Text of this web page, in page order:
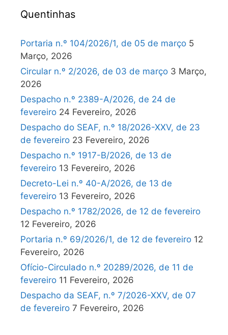
Quentinhas
Portaria n.º 104/2026/1, de 05 de março 5
Março, 2026
Circular n.º 2/2026, de 03 de março 3 Março,
2026
Despacho n.º 2389-A/2026, de 24 de
fevereiro 24 Fevereiro, 2026
Despacho do SEAF, n.º 18/2026-XXV, de 23
de fevereiro 23 Fevereiro, 2026
Despacho n.º 1917-B/2026, de 13 de
fevereiro 13 Fevereiro, 2026
Decreto-Lei n.º 40-A/2026, de 13 de
fevereiro 13 Fevereiro, 2026
Despacho n.º 1782/2026, de 12 de fevereiro
12 Fevereiro, 2026
Portaria n.º 69/2026/1, de 12 de fevereiro 12
Fevereiro, 2026
Ofício-Circulado n.º 20289/2026, de 11 de
fevereiro 11 Fevereiro, 2026
Despacho da SEAF, n.º 7/2026-XXV, de 07
de fevereiro 7 Fevereiro, 2026